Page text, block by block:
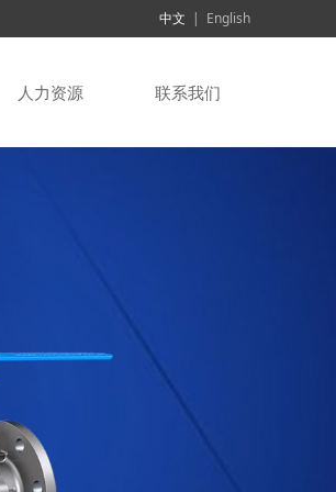
中文 | English
人力资源 联系我们